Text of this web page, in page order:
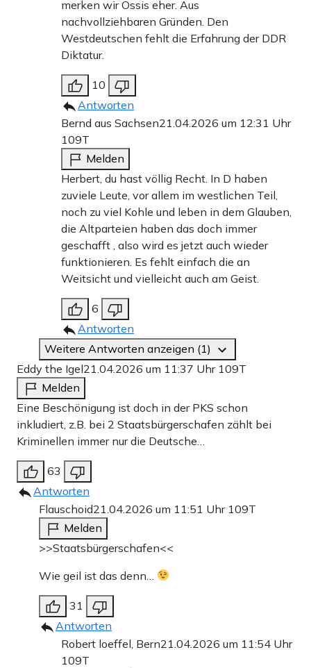
merken wir Ossis eher. Aus
nachvollziehbaren Gründen. Den
Westdeutschen fehlt die Erfahrung der DDR
Diktatur.
10
Antworten
Bernd aus Sachsen21.04.2026 um 12:31 Uhr
109T
Melden
Herbert, du hast völlig Recht. In D haben
zuviele Leute, vor allem im westlichen Teil,
noch zu viel Kohle und leben in dem Glauben,
die Altparteien haben das doch immer
geschafft , also wird es jetzt auch wieder
funktionieren. Es fehlt einfach die an
Weitsicht und vielleicht auch am Geist.
6
Antworten
Weitere Antworten anzeigen (1)
Eddy the Igel21.04.2026 um 11:37 Uhr 109T
Melden
Eine Beschönigung ist doch in der PKS schon
inkludiert, z.B. bei 2 Staatsbürgerschafen zählt bei
Kriminellen immer nur die Deutsche…
63
Antworten
Flauschoid21.04.2026 um 11:51 Uhr 109T
Melden
>>Staatsbürgerschafen<<
Wie geil ist das denn…
31
Antworten
Robert loeffel, Bern21.04.2026 um 11:54 Uhr
109T